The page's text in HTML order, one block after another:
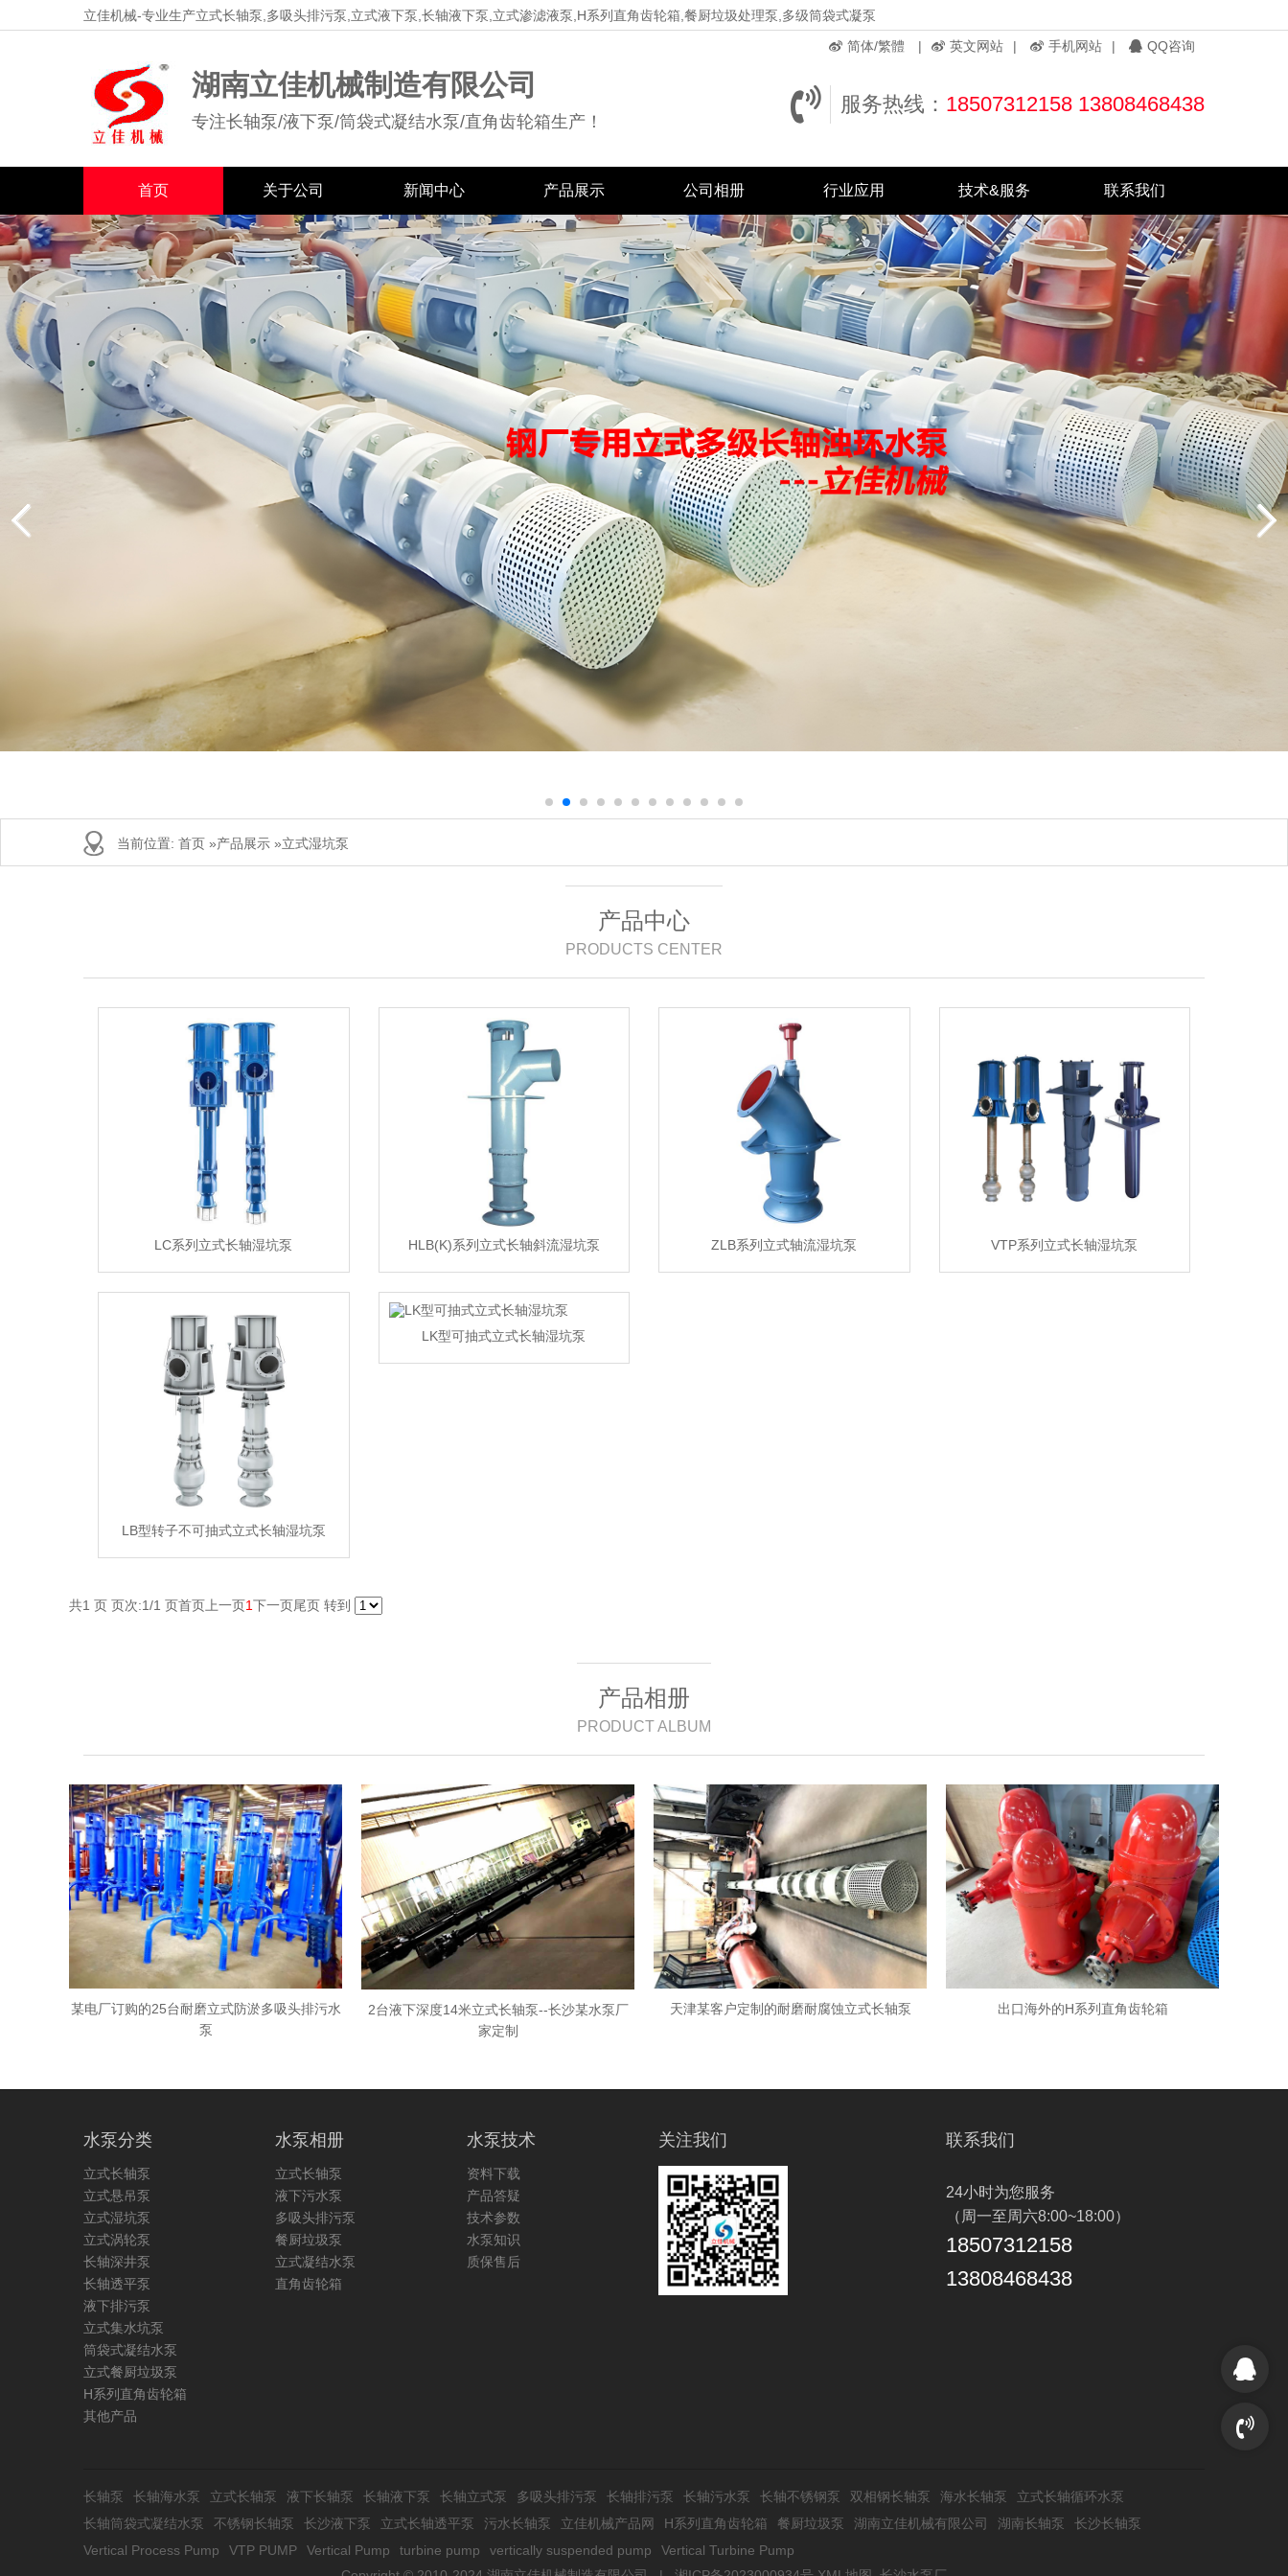
立佳机械-专业生产立式长轴泵,多吸头排污泵,立式液下泵,长轴液下泵,立式渗滤液泵,H系列直角齿轮箱,餐厨垃圾处理泵,多级筒袋式凝泵
简体/繁體
| 英文网站 | 手机网站 | QQ咨询
湖南立佳机械制造有限公司
专注长轴泵/液下泵/筒袋式凝结水泵/直角齿轮箱生产！
服务热线： 18507312158 13808468438
首页 关于公司 新闻中心 产品展示 公司相册 行业应用 技术&服务 联系我们
当前位置: 首页 »产品展示 »立式湿坑泵
产品中心
PRODUCTS CENTER
LC系列立式长轴湿坑泵 HLB(K)系列立式长轴斜流湿坑泵 ZLB系列立式轴流湿坑泵 VTP系列立式长轴湿坑泵
LB型转子不可抽式立式长轴湿坑泵
LK型可抽式立式长轴湿坑泵
共1 页 页次:1/1 页首页 上一页1下一页尾页 转到
产品相册
PRODUCT ALBUM
某电厂订购的25台耐磨立式防淤多吸头排污水
泵
2台液下深度14米立式长轴泵--长沙某水泵厂
家定制
天津某客户定制的耐磨耐腐蚀立式长轴泵 出口海外的H系列直角齿轮箱
水泵分类
立式长轴泵
立式悬吊泵
立式湿坑泵
立式涡轮泵
长轴深井泵
长轴透平泵
液下排污泵
立式集水坑泵
筒袋式凝结水泵
立式餐厨垃圾泵
H系列直角齿轮箱
其他产品
水泵相册
立式长轴泵
液下污水泵
多吸头排污泵
餐厨垃圾泵
立式凝结水泵
直角齿轮箱
水泵技术
资料下载
产品答疑
技术参数
水泵知识
质保售后
关注我们 联系我们
24小时为您服务
（周一至周六8:00~18:00）
18507312158
13808468438
长轴泵 长轴海水泵 立式长轴泵 液下长轴泵 长轴液下泵 长轴立式泵 多吸头排污泵 长轴排污泵 长轴污水泵 长轴不锈钢泵 双相钢长轴泵 海水长轴泵
立式长轴循环水泵
长轴筒袋式凝结水泵
不锈钢长轴泵 长沙液下泵 立式长轴透平泵 污水长轴泵 立佳机械产品网 H系列直角齿轮箱 餐厨垃圾泵 湖南立佳机械有限公司 湖南长轴泵
长沙长轴泵
Vertical Process Pump
VTP PUMP Vertical Pump turbine pump vertically suspended pump
Vertical Turbine Pump